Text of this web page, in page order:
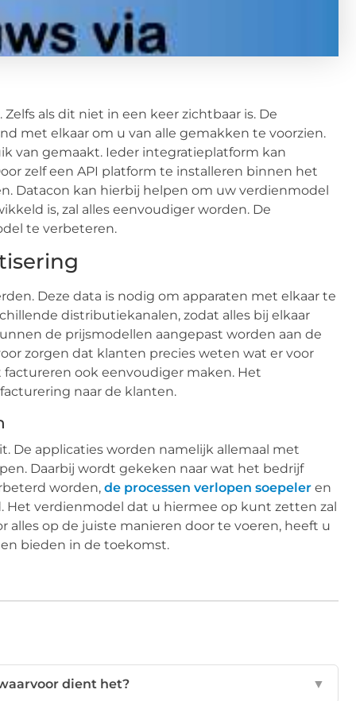
als dit niet in een keer zichtbaar is. De
met elkaar om u van alle gemakken te voorzien.
van gemaakt. Ieder integratieplatform kan
zelf een API platform te installeren binnen het
Datacon kan hierbij helpen om uw verdienmodel
is, zal alles eenvoudiger worden. De
te verbeteren.
Deze data is nodig om apparaten met elkaar te
distributiekanalen, zodat alles bij elkaar
de prijsmodellen aangepast worden aan de
zorgen dat klanten precies weten wat er voor
ook eenvoudiger maken. Het
naar de klanten.
De applicaties worden namelijk allemaal met
Daarbij wordt gekeken naar wat het bedrijf
worden, de processen verlopen soepeler en
verdienmodel dat u hiermee op kunt zetten zal
alles op de juiste manieren door te voeren, heeft u
bieden in de toekomst.
dient het? ▼